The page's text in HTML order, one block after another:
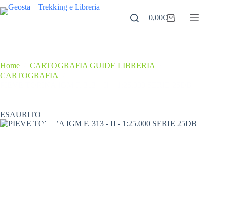
Salta
al
Carrello
0,00€
Home CARTOGRAFIA GUIDE LIBRERIA
CARTOGRAFIA
ESAURITO